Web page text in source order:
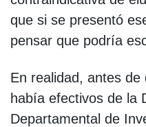
que si se presentó
pensar que podría
En realidad, antes
había efectivos de la
Departamental de